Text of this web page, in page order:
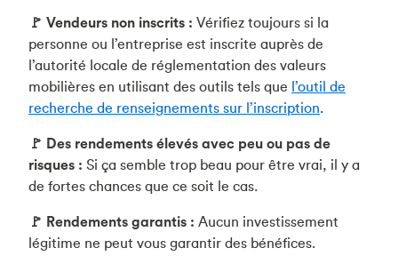
🚩 Vendeurs non inscrits : Vérifiez toujours si la
personne ou l’entreprise est inscrite auprès de
l’autorité locale de réglementation des valeurs
mobilières en utilisant des outils tels que l’outil de
recherche de renseignements sur l’inscription.
🚩 Des rendements élevés avec peu ou pas de
risques : Si ça semble trop beau pour être vrai, il y a
de fortes chances que ce soit le cas.
🚩 Rendements garantis : Aucun investissement
légitime ne peut vous garantir des bénéfices.